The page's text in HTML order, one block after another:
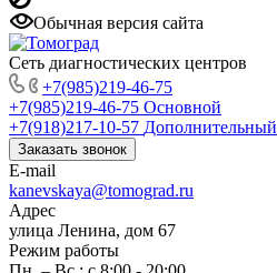
Обычная версия сайта
Сеть диагностических центров
+7(985)219-46-75
+7(985)219-46-75 Основной
+7(918)217-10-57 Дополнительный
Заказать звонок
E-mail
kanevskaya@tomograd.ru
Адрес
улица Ленина, дом 67
Режим работы